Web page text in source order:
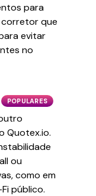
para
corretor que
evitar
no
POPULARES
Quotex.io.
ou
como em
público.